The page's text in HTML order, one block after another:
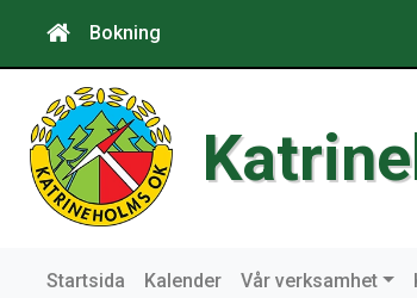
Bokning
Startsida Kalender Vår verksamhet